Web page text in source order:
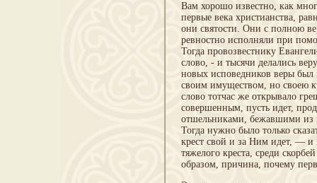
Вам хорошо известно, как
первые века христианства,
они святости. Они с полною
ревностно исполняли при
Тогда провозвестнику
слово, - и тысячи делались
новых исповедников веры был
своим имуществом, но своею
слово тотчас же открывало
совершенным, пусть идет,
отшельниками, бежавшими из
Тогда нужно было только
крест свой и за Ним идет, — и
тяжелого креста, среди
образом, причина, почему